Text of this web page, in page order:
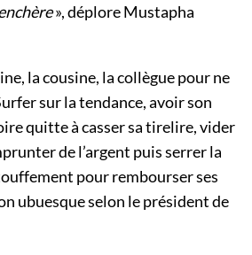
», déplore Mustapha
la cousine, la collègue pour ne
sur la tendance, avoir son
quitte à casser sa tirelire, vider
de l’argent puis serrer la
pour rembourser ses
ubuesque selon le président de